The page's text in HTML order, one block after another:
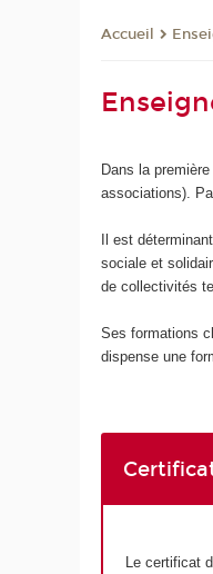
Accueil
Dans la
associations).
Il est
sociale et
de collectivités
Ses formations
dispense une
Le certificat